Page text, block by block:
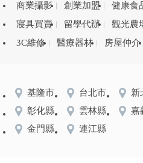
商業攝影
創業加盟 健康食
寢具買賣
留學代辦 觀光農
3C維修
醫療器材 房屋仲介
基隆市 台北市 新
彰化縣
雲林縣 嘉
金門縣
連江縣